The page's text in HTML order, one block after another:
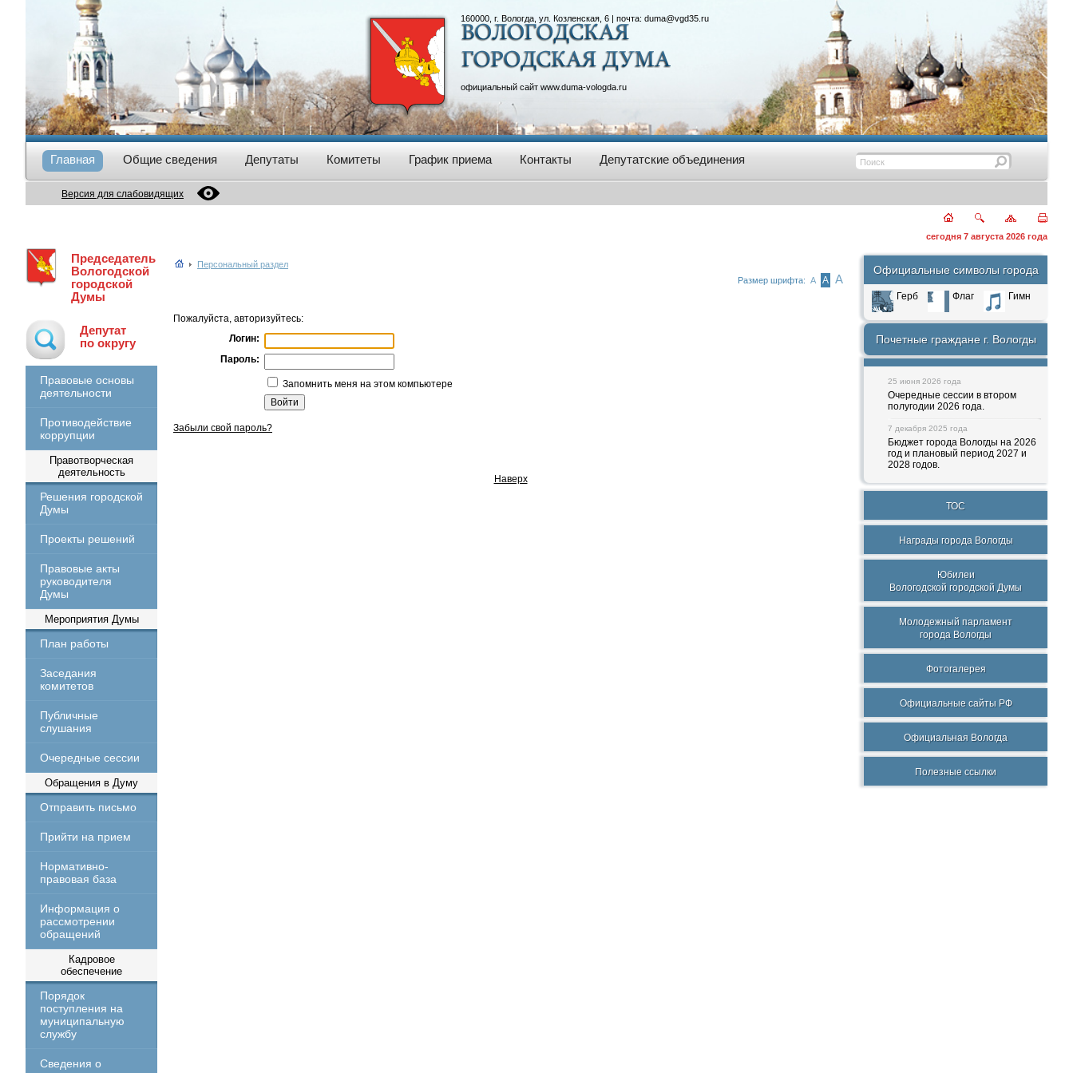
160000, г. Вологда, ул. Козленская, 6 | почта: duma@vgd35.ru
официальный сайт www.duma-vologda.ru
Главная Общие сведения Депутаты Комитеты График приема Контакты Депутатские объединения
Версия для слабовидящих
сегодня 7 августа 2026 года
Председатель
Вологодской
городской
Думы
Депутат
по округу
Правовые основы
деятельности
Противодействие
коррупции
Правотворческая
деятельность
Решения городской
Думы
Проекты решений
Правовые акты
руководителя
Думы
Мероприятия Думы
План работы
Заседания
комитетов
Публичные
слушания
Очередные сессии
Обращения в Думу
Отправить письмо
Прийти на прием
Нормативно-
правовая база
Информация о
рассмотрении
обращений
Кадровое
обеспечение
Порядок
поступления на
муниципальную
службу
Сведения о
Персональный раздел
Размер шрифта: А А А
Пожалуйста, авторизуйтесь:
Логин:
Пароль:
Запомнить меня на этом компьютере
Забыли свой пароль?
Наверх
Официальные символы города
Герб Флаг Гимн
Почетные граждане г. Вологды
25 июня 2026 года
Очередные сессии в втором
полугодии 2026 года.
7 декабря 2025 года
Бюджет города Вологды на 2026
год и плановый период 2027 и
2028 годов.
ТОС
Награды города Вологды
Юбилеи
Вологодской городской Думы
Молодежный парламент
города Вологды
Фотогалерея
Официальные сайты РФ
Официальная Вологда
Полезные ссылки